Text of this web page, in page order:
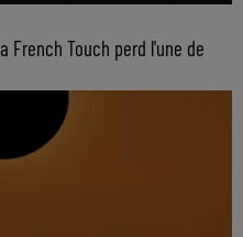
French Touch perd l'une de